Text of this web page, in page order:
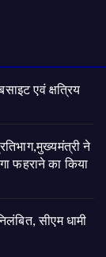
एवं क्षत्रिय
ने
फहराने का किया
सीएम धामी